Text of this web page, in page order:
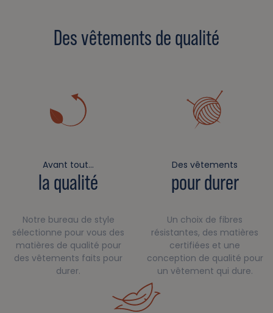
Des vêtements de qualité
Avant tout…
la qualité
Notre bureau de style
sélectionne pour vous des
matières de qualité pour
des vêtements faits pour
durer.
Des vêtements
pour durer
Un choix de fibres
résistantes, des matières
certifiées et une
conception de qualité pour
un vêtement qui dure.